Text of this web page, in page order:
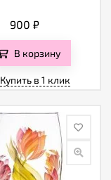
900₽
В корзину
Купить в 1 клик